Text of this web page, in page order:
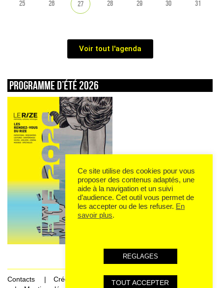
25 26 27 28 29 30 31
Voir tout l'agenda
Programme d’été 2026
Contacts
Crédits
Ce site utilise des cookies pour vous
proposer des contenus adaptés, une
aide à la navigation et un suivi
d’audience. Cet outil vous permet de
les accepter ou de les refuser. En
savoir plus.
REGLAGES
TOUT ACCEPTER